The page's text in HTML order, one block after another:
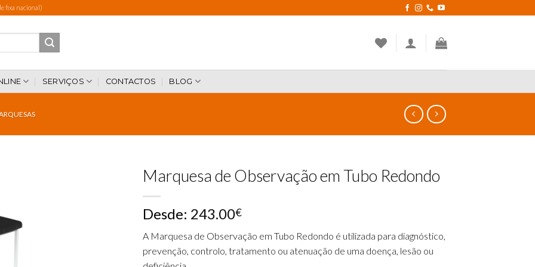
fixa nacional)
SERVIÇOS CONTACTOS BLOG
Marquesa de Observação em Tubo Redondo
Desde: 243.00€
A Marquesa de Observação em Tubo Redondo é utilizada para diagnóstico,
prevenção, controlo, tratamento ou atenuação de uma doença, lesão ou